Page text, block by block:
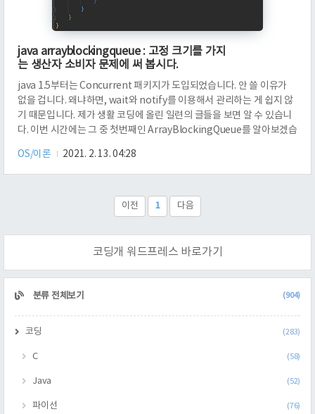
java arrayblockingqueue : 고정 크기를 가지
는 생산자 소비자 문제에 써 봅시다.
java 1.5부터는 Concurrent 패키지가 도입되었습니다. 안 쓸 이유가
없을 겁니다. 왜냐하면, wait와 notify를 이용해서 관리하는 게 쉽지 않
기 때문입니다. 제가 생활 코딩에 올린 일련의 글들을 보면 알 수 있습니
다. 이번 시간에는 그 중 첫번째인 ArrayBlockingQueue를 알아보겠습
Blocking이라고 하면 블록을 하는 것을 의미합니다. 큐이긴 큐인데, 넣
는 연산도, 빼는 연산도 조건에 맞지 않으면 맞을 때 까지 대기할 수 있게
다. 보통 배열은 크기가 정해졌을 때 많이 써 먹으니, 버퍼의 크기가 정해
진 생산자 소비자 문제에서 쓰..
OS/이론 2021. 2. 13. 04:28
이전 1 다음
코딩개 워드프레스 바로가기
CATEGORY
분류 전체보기 (904)
코딩 (283)
C (58)
Java (52)
파이선 (76)